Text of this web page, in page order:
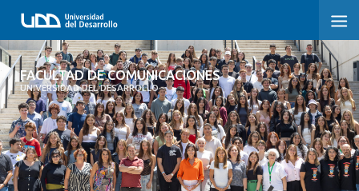
FACULTAD DE COMUNICACIONES
UNIVERSIDAD DEL DESARROLLO
FACULTAD DE COMUNICACIONES
INICIO
SOBRE LA FACULTAD
CARRERAS